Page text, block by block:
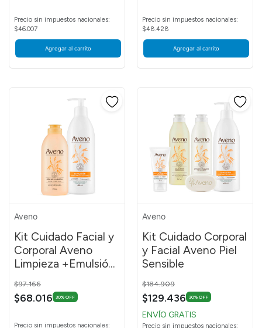
Precio sin impuestos nacionales:
$46.007
Agregar al carrito
Precio sin impuestos nacionales:
$48.428
Agregar al carrito
Aveno
Kit Cuidado Facial y
Corporal Aveno
Limpieza +Emulsión
400ml
Price reduced from
$97.166
$68.016 30% OFF
Precio sin impuestos nacionales:
Aveno
Kit Cuidado Corporal
y Facial Aveno Piel
Sensible
Price reduced from
$184.909
$129.436 30% OFF
ENVÍO GRATIS
Precio sin impuestos nacionales: